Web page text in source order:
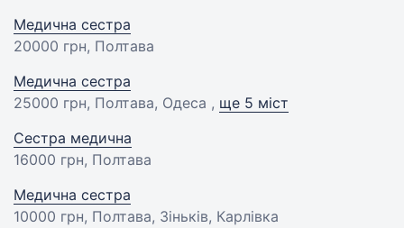
Медична сестра
20000 грн, Полтава
Медична сестра
25000 грн, Полтава, Одеса , ще 5 міст
Сестра медична
16000 грн, Полтава
Медична сестра
10000 грн, Полтава, Зіньків, Карлівка